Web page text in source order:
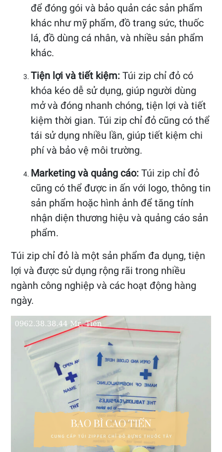
để đóng gói và bảo quản các sản phẩm
khác như mỹ phẩm, đồ trang sức, thuốc
lá, đồ dùng cá nhân, và nhiều sản phẩm
khác.
Tiện lợi và tiết kiệm:Túi zip chỉ đỏ có
khóa kéo dễ sử dụng, giúp người dùng
mở và đóng nhanh chóng, tiện lợi và tiết
kiệm thời gian. Túi zip chỉ đỏ cũng có thể
tái sử dụng nhiều lần, giúp tiết kiệm chi
phí và bảo vệ môi trường.
Marketing và quảng cáo: Túi zip chỉ đỏ
cũng có thể được in ấn với logo, thông tin
sản phẩm hoặc hình ảnh để tăng tính
nhận diện thương hiệu và quảng cáo sản
phẩm.
Túi zip chỉ đỏ là một sản phẩm đa dụng, tiện
lợi và được sử dụng rộng rãi trong nhiều
ngành công nghiệp và các hoạt động hàng
ngày.